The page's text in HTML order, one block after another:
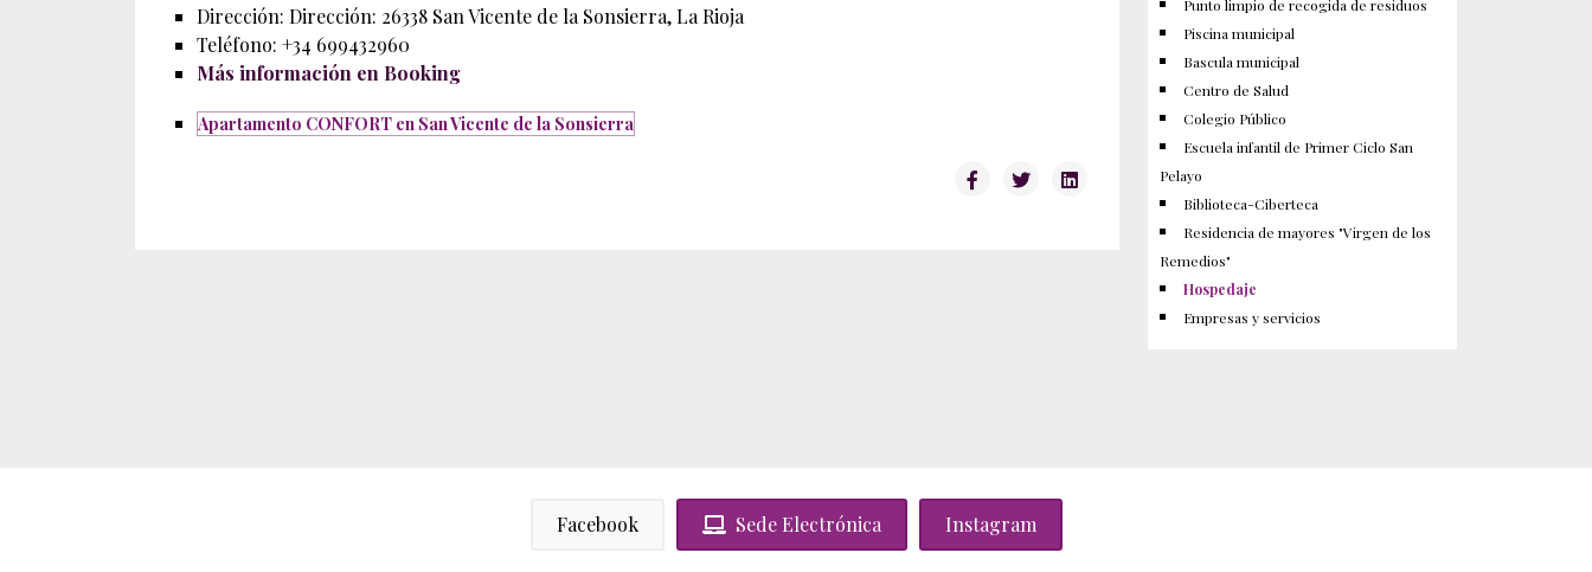
Dirección: Dirección: 26338 San Vicente de la Sonsierra, La Rioja
Teléfono: +34 699432960
Más información en Booking
Apartamento CONFORT en San Vicente de la Sonsierra
Punto limpio de recogida de residuos
Piscina municipal
Bascula municipal
Centro de Salud
Colegio Público
Escuela infantil de Primer Ciclo San
Pelayo
Biblioteca-Ciberteca
Residencia de mayores "Virgen de los
Remedios"
Hospedaje
Empresas y servicios
Facebook Sede Electrónica Instagram